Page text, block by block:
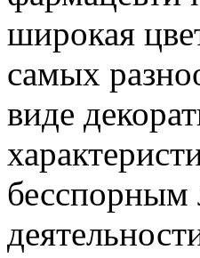
широкая
самых
виде
бесспорным